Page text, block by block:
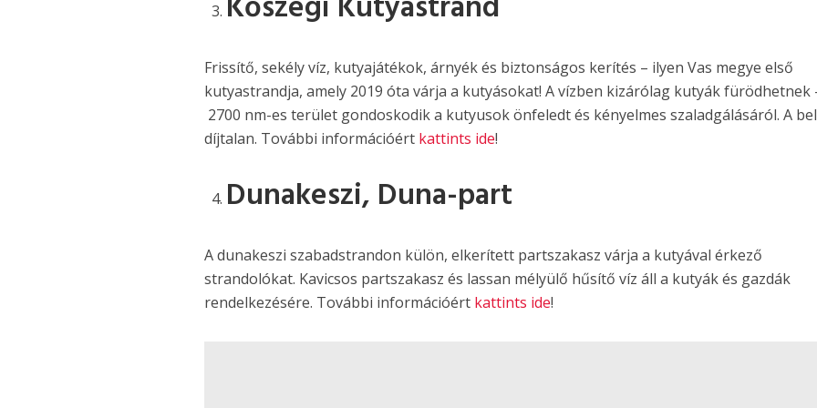
Frissítő, sekély víz, kutyajátékok, árnyék és biztonságos kerítés – ilyen Vas megye első
kutyastrandja, amely 2019 óta várja a kutyásokat! A vízben kizárólag kutyák fürödhetnek
2700 nm-es terület gondoskodik a kutyusok önfeledt és kényelmes szaladgálásáról. A
díjtalan. További információért kattints ide!
Dunakeszi, Duna-part
A dunakeszi szabadstrandon külön, elkerített partszakasz várja a kutyával érkező
strandolókat. Kavicsos partszakasz és lassan mélyülő hűsítő víz áll a kutyák és gazdák
rendelkezésére. További információért kattints ide!